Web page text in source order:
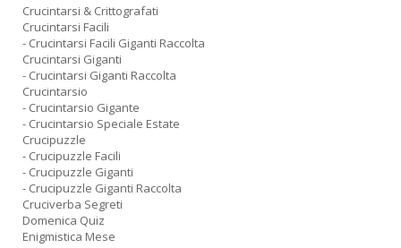
Crucintarsi & Crittografati
Crucintarsi Facili
- Crucintarsi Facili Giganti Raccolta
Crucintarsi Giganti
- Crucintarsi Giganti Raccolta
Crucintarsio
- Crucintarsio Gigante
- Crucintarsio Speciale Estate
Crucipuzzle
- Crucipuzzle Facili
- Crucipuzzle Giganti
- Crucipuzzle Giganti Raccolta
Cruciverba Segreti
Domenica Quiz
Enigmistica Mese